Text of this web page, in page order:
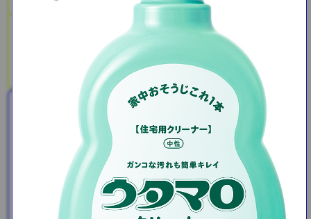
SAJI美鉄習慣（サジー＆マ
PLUSカルピス(R) 免疫ケア /
睡眠・腸活ケア